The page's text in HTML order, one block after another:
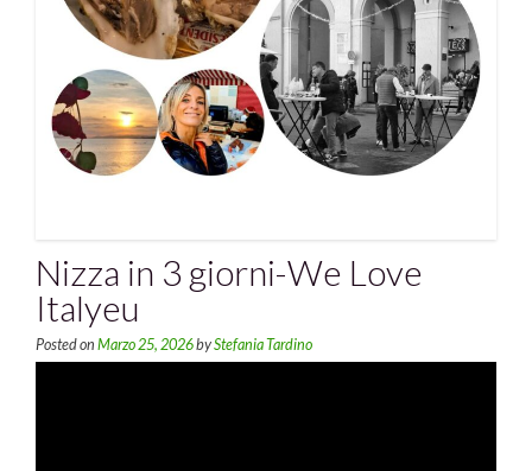
Nizza in 3 giorni-We Love
Italyeu
Posted on Marzo 25, 2026byStefania Tardino